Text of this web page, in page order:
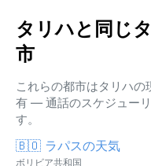
タリハと同じ
市
これらの都市はタリハ
有 — 通話のスケジュー
す。
🇧🇴 ラパスの天気
ボリビア共和国